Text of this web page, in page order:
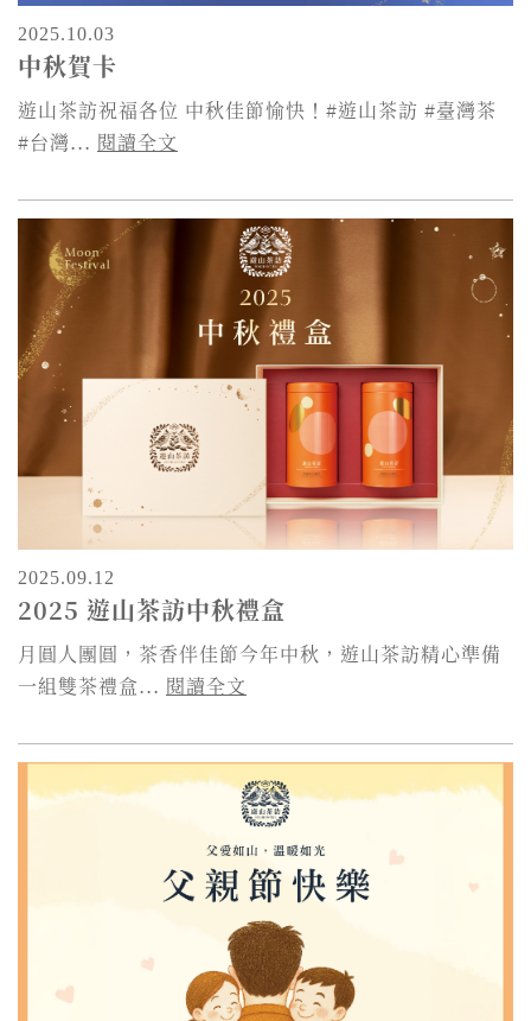
2025.10.03
中秋賀卡
遊山茶訪祝福各位 中秋佳節愉快！#遊山茶訪 #臺灣茶
#台灣... 閱讀全文
2025.09.12
2025 遊山茶訪中秋禮盒
月圓人團圓，茶香伴佳節今年中秋，遊山茶訪精心準備
一組雙茶禮盒... 閱讀全文